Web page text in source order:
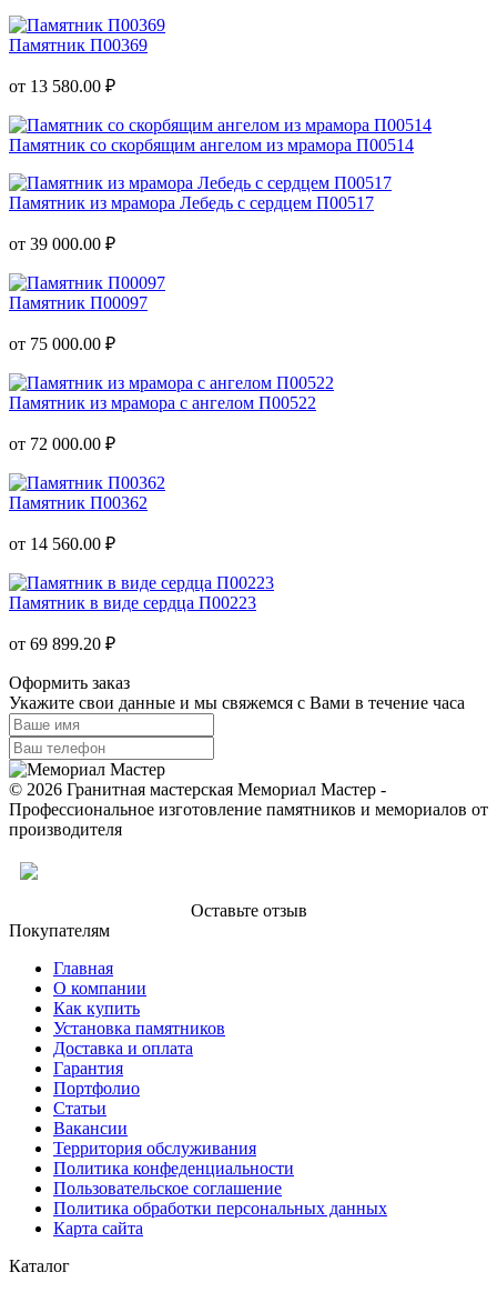
Памятник П00369
от 13 580.00 ₽
Памятник со скорбящим ангелом из мрамора П00514
Памятник из мрамора Лебедь с сердцем П00517
от 39 000.00 ₽
Памятник П00097
от 75 000.00 ₽
Памятник из мрамора с ангелом П00522
от 72 000.00 ₽
Памятник П00362
от 14 560.00 ₽
Памятник в виде сердца П00223
от 69 899.20 ₽
Оформить заказ
Укажите свои данные и мы свяжемся с Вами в течение часа
© 2026 Гранитная мастерская Мемориал Мастер -
Профессиональное изготовление памятников и мемориалов от
производителя
Оставьте отзыв
Покупателям
Главная
О компании
Как купить
Установка памятников
Доставка и оплата
Гарантия
Портфолио
Статьи
Вакансии
Территория обслуживания
Политика конфеденциальности
Пользовательское соглашение
Политика обработки персональных данных
Карта сайта
Каталог